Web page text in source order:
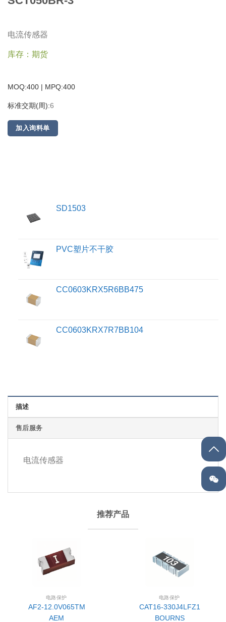
电流传感器
库存：期货
MOQ:400 | MPQ:400
标准交期(周):6
加入询料单
SD1503
PVC塑片不干胶
CC0603KRX5R6BB475
CC0603KRX7R7BB104
描述
售后服务
电流传感器
推荐产品
电路保护
AF2-12.0V065TM
AEM
电路保护
CAT16-330J4LFZ1
BOURNS